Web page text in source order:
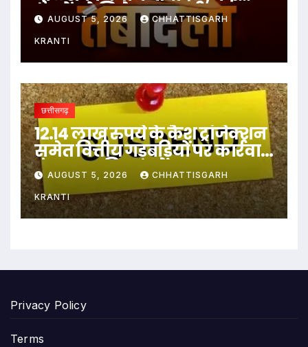
थानों को मिले नए प्रभारी
AUGUST 5, 2026 CHHATTISGARH
KRANTI
छत्तीसगढ़
12.14 लाख रुपये के कैश ट्रांजेक्शन
समेत वित्तीय गड़बड़ियों पर कार्रवाई,
पंचायत सचिव सस्पेंड…
AUGUST 5, 2026 CHHATTISGARH
KRANTI
Privacy Policy
Terms